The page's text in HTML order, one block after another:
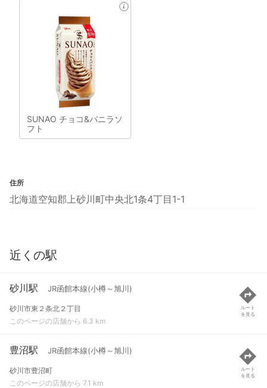
SUNAO チョコ&バニラソ
フト
住所
北海道空知郡上砂川町中央北1条4丁目1-1
近くの駅
砂川駅 JR函館本線(小樽～旭川)
砂川市東２条北２丁目
このページの店舗から 6.3 km
ルート
を見る
豊沼駅 JR函館本線(小樽～旭川)
砂川市豊沼町
このページの店舗から 7.1 km
ルート
を見る